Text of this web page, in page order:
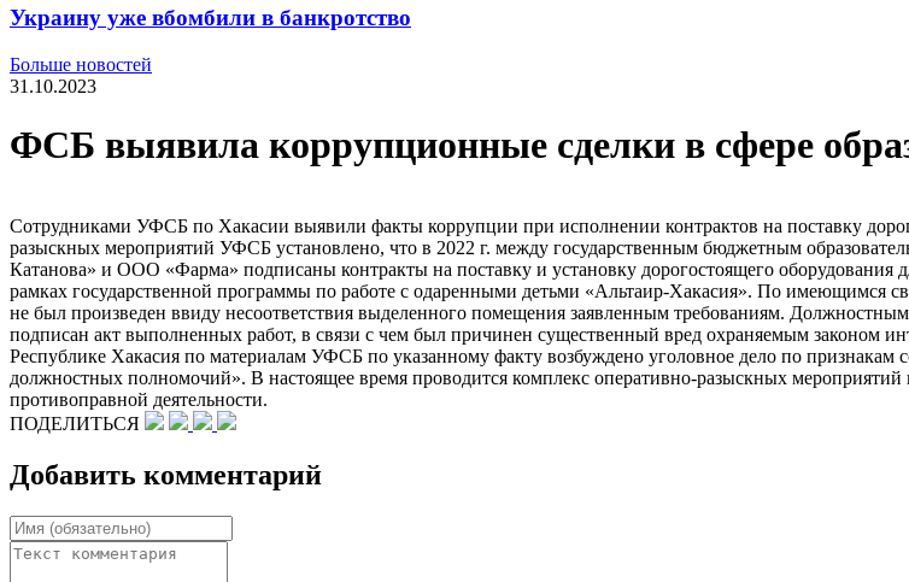
Украину уже вбомбили в банкротство
Больше новостей
31.10.2023
ФСБ выявила коррупционные сделки в сфере
Сотрудниками УФСБ по Хакасии выявили факты коррупции при исполнении контрактов на поставку
разыскных мероприятий УФСБ установлено, что в 2022 г. между государственным бюджетным
Катанова» и ООО «Фарма» подписаны контракты на поставку и установку дорогостоящего оборудования
рамках государственной программы по работе с одаренными детьми «Альтаир-Хакасия». По имеющимся
не был произведен ввиду несоответствия выделенного помещения заявленным требованиям.
подписан акт выполненных работ, в связи с чем был причинен существенный вред охраняемым законом
Республике Хакасия по материалам УФСБ по указанному факту возбуждено уголовное дело по
должностных полномочий». В настоящее время проводится комплекс оперативно-разыскных мероприятий
противоправной деятельности.
ПОДЕЛИТЬСЯ
Добавить комментарий